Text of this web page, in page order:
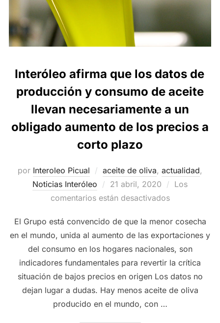
Interóleo afirma que los datos de
producción y consumo de aceite
llevan necesariamente a un
obligado aumento de los precios a
corto plazo
por Interoleo Picual aceite de oliva, actualidad,
Noticias Interóleo
Publicado
el
21 abril, 2020
Los
comentarios están desactivados
El Grupo está convencido de que la menor cosecha
en el mundo, unida al aumento de las exportaciones y
del consumo en los hogares nacionales, son
indicadores fundamentales para revertir la crítica
situación de bajos precios en origen Los datos no
dejan lugar a dudas. Hay menos aceite de oliva
producido en el mundo, con …